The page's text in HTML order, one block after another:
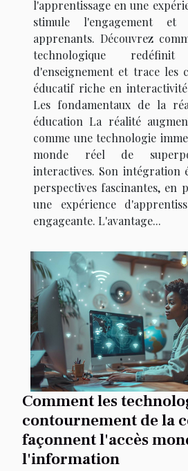
l'apprentissage en une
stimule l'engagement
apprenants. Découvrez
technologique
d'enseignement et trace les
éducatif riche en
Les fondamentaux de la
éducation La réalité
comme une technologie
monde réel de
interactives. Son intégration
perspectives fascinantes, en
une expérience
engageante. L'avantage...
Comment les
contournement de la
façonnent l'accès
l'information